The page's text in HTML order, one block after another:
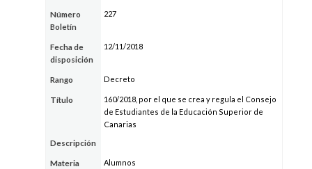
Número
Boletín
227
Fecha de
disposición
12/11/2018
Rango Decreto
Título
160/2018, por el que se crea y regula el Consejo
de Estudiantes de la Educación Superior de
Canarias
Descripción
Materia Alumnos